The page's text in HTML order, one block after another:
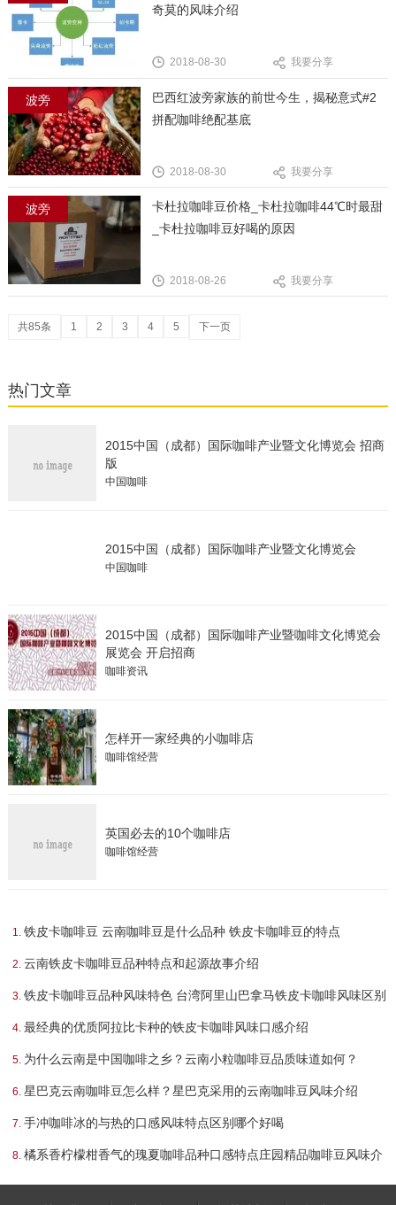
奇莫的风味介绍
2018-08-30 我要分享
波旁
巴西红波旁家族的前世今生，揭秘意式#2
拼配咖啡绝配基底
2018-08-30 我要分享
波旁
卡杜拉咖啡豆价格_卡杜拉咖啡44℃时最甜
_卡杜拉咖啡豆好喝的原因
2018-08-26 我要分享
共85条 1 2 3 4 5 下一页
热门文章
2015中国（成都）国际咖啡产业暨文化博览会 招商
版
中国咖啡
2015中国（成都）国际咖啡产业暨文化博览会
中国咖啡
2015中国（成都）国际咖啡产业暨咖啡文化博览会
展览会 开启招商
咖啡资讯
怎样开一家经典的小咖啡店
咖啡馆经营
英国必去的10个咖啡店
咖啡馆经营
铁皮卡咖啡豆 云南咖啡豆是什么品种 铁皮卡咖啡豆的特点
云南铁皮卡咖啡豆品种特点和起源故事介绍
铁皮卡咖啡豆品种风味特色 台湾阿里山巴拿马铁皮卡咖啡风味区别
最经典的优质阿拉比卡种的铁皮卡咖啡风味口感介绍
为什么云南是中国咖啡之乡？云南小粒咖啡豆品质味道如何？
星巴克云南咖啡豆怎么样？星巴克采用的云南咖啡豆风味介绍
手冲咖啡冰的与热的口感风味特点区别哪个好喝
橘系香柠檬柑香气的瑰夏咖啡品种口感特点庄园精品咖啡豆风味介